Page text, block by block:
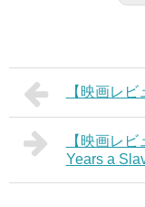
【映画レ
【映画レ
Years a